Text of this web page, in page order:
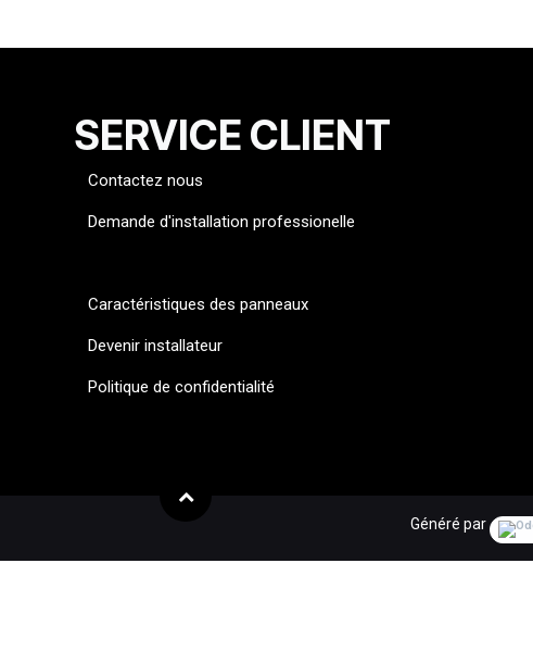
SERVICE CLIENT
Contactez nous
Demande d'installation professionelle
Caractéristiques des panneaux
Devenir installateur
Politique de confidentialité
Généré par